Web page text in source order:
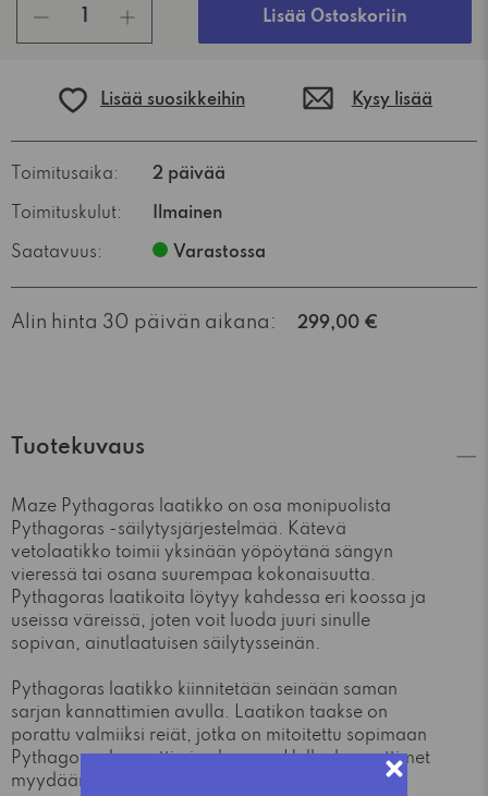
Lisää Ostoskoriin
Lisää suosikkeihin Kysy lisää
Toimitusaika: 2 päivää
Toimituskulut: Ilmainen
Saatavuus: Varastossa
Alin hinta 30 päivän aikana: 299,00 €
Tuotekuvaus
Maze Pythagoras laatikko on osa monipuolista
Pythagoras -säilytysjärjestelmää. Kätevä
vetolaatikko toimii yksinään yöpöytänä sängyn
vieressä tai osana suurempaa kokonaisuutta.
Pythagoras laatikoita löytyy kahdessa eri koossa ja
useissa väreissä, joten voit luoda juuri sinulle
sopivan, ainutlaatuisen säilytysseinän.
Pythagoras laatikko kiinnitetään seinään saman
sarjan kannattimien avulla. Laatikon taakse on
porattu valmiiksi reiät, jotka on mitoitettu sopimaan
Pythagoras kannattimien kanssa. Hyllynkannattimet
myydään erikseen.